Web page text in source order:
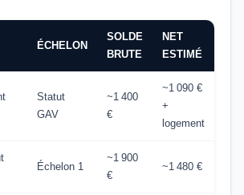
ÉCHELON
SOLDE
BRUTE
NET
ESTIMÉ
Statut
GAV
~1 400
€
~1 090 €
+
logement
Échelon 1
~1 900
€
~1 480 €